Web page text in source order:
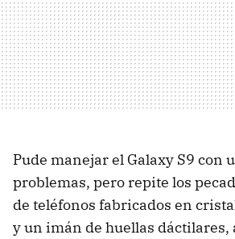
Pude manejar el Galaxy S9 con
problemas, pero repite los
de teléfonos fabricados en
y un imán de huellas dáctilares,